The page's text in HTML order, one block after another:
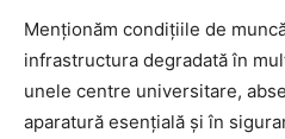
Menționăm condițiile de
infrastructura degradată în
unele centre universitare,
aparatură esențială și în